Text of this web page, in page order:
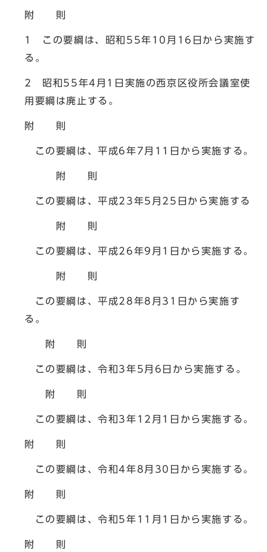
附 則
1 この要綱は、昭和55年10月16日から実施す
る。
2 昭和55年4月1日実施の西京区役所会議室使
用要綱は廃止する。
附 則
この要綱は、平成6年7月11日から実施する。
附 則
この要綱は、平成23年5月25日から実施する
附 則
この要綱は、平成26年9月1日から実施する。
附 則
この要綱は、平成28年8月31日から実施す
る。
附 則
この要綱は、令和3年5月6日から実施する。
附 則
この要綱は、令和3年12月1日から実施する。
附 則
この要綱は、令和4年8月30日から実施する。
附 則
この要綱は、令和5年11月1日から実施する。
附 則